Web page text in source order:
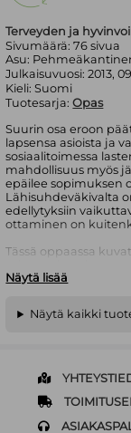
Terveyden ja
Sivumäärä:76 sivua
Asu:
Julkaisuvuosi:2013,
Kieli:Suomi
Tuotesarja: Opas
Suurin osa eroon
lapsensa asioista ja
sosiaalitoimessa
mahdollisuus myös
epäilee sopimuksen
Lähisuhdeväkivalta
edellytyksiin
ottaminen on
Tässä oppaassa
sekä väkivallan
lapsen huoltoa ja
millaisia keinoja
ottamiseen ja sen
käytännön työkaluja.
perheneuvolan
Näytä lisää
Näytä kaikki